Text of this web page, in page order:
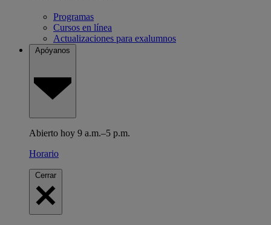
Programas
Cursos en línea
Actualizaciones para exalumnos
Apóyanos
Abierto hoy 9 a.m.–5 p.m.
Horario
Cerrar